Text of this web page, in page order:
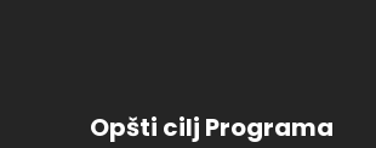
Opšti cilj Programa